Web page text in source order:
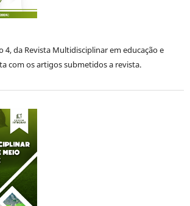
4, da Revista Multidisciplinar em educação e
com os artigos submetidos a revista.